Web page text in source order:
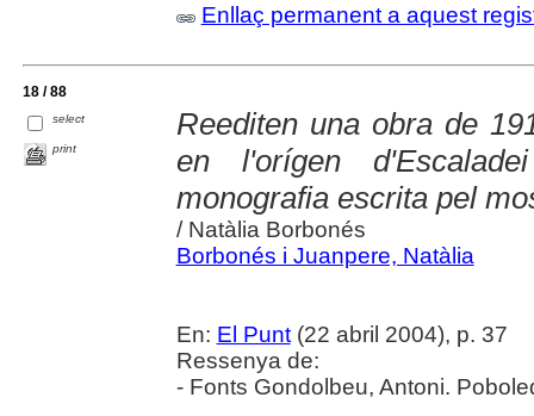
Enllaç permanent a aquest
18 / 88
select
print
Reediten una obra de
en l'orígen
monografia escrita pel
/ Natàlia Borbonés
Borbonés i Juanpere, Natàlia
En: El Punt(22 abril 2004), p. 37
Ressenya de:
- Fonts Gondolbeu, Antoni.